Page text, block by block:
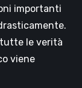
importanti
le verità
viene